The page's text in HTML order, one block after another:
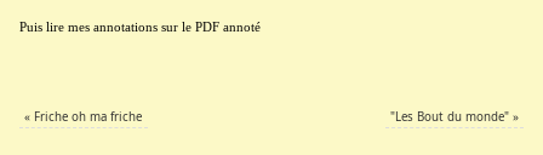
Puis lire mes annotations sur le PDF annoté
« Friche oh ma friche "Les Bout du monde" »